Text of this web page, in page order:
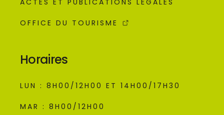
ACTES ET PUBLICATIONS LÉGALES
OFFICE DU TOURISME
Horaires
LUN : 8H00/12H00 ET 14H00/17H30
MAR : 8H00/12H00